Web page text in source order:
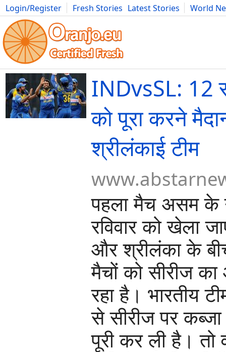
Login/Register Fresh Stories Latest Stories
World
Movies Anime Music Art Cars Advice Science
INDvsSL: 12
को पूरा करने
श्रीलंकाई टीम
पहला मैच असम के
रविवार को खेला
और श्रीलंका के
मैचों को सीरीज
रहा है। भारतीय
से सीरीज पर
पूरी कर ली है। तो